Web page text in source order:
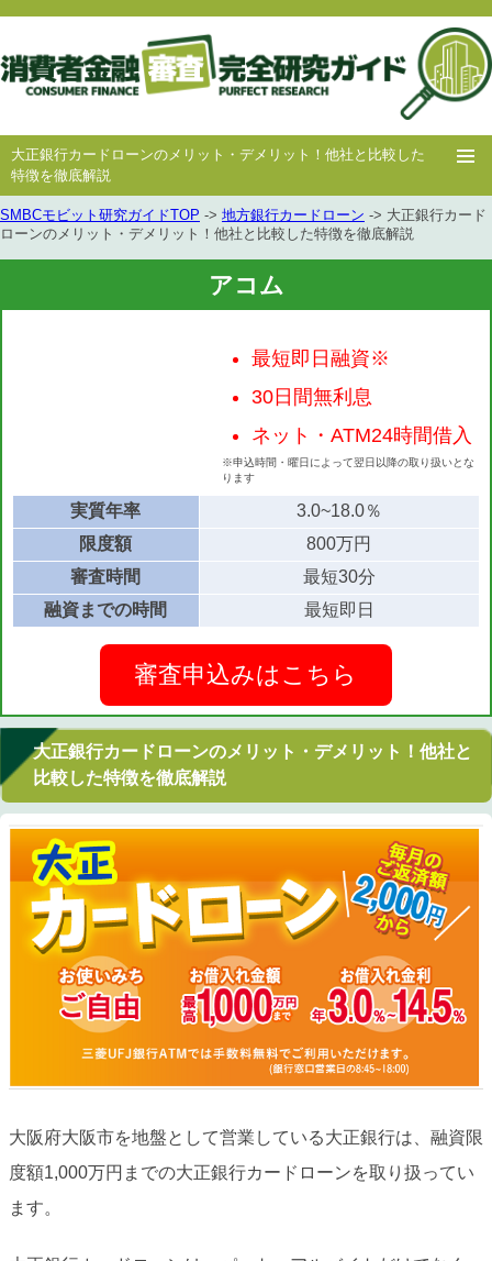
大正銀行カードローンのメリット・デメリット！他社と比較した
特徴を徹底解説
ホー
ム
消費者
金融
中小消費者
金融
キャッシング
審査
キャッシング
豆知識
SMBCモビット研究ガイドTOP -> 地方銀行カードローン -> 大正銀行カード
ローンのメリット・デメリット！他社と比較した特徴を徹底解説
アコム
最短即日融資※
30日間無利息
ネット・ATM24時間借入
※申込時間・曜日によって翌日以降の取り扱いとな
ります
実質年率
3.0~18.0％
限度額
800万円
審査時間
最短30分
融資までの時間
最短即日
審査申込みはこちら
大正銀行カードローンのメリット・デメリット！他社と
比較した特徴を徹底解説
大阪府大阪市を地盤として営業している大正銀行は、融資限
度額1,000万円までの大正銀行カードローンを取り扱ってい
ます。